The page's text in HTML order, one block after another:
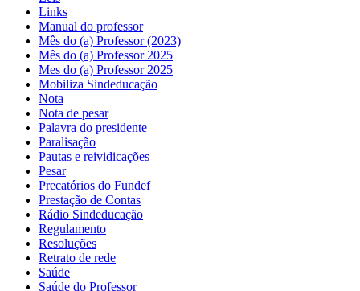
Links
Manual do professor
Mês do (a) Professor (2023)
Mês do (a) Professor 2025
Mes do (a) Professor 2025
Mobiliza Sindeducação
Nota
Nota de pesar
Palavra do presidente
Paralisação
Pautas e reividicações
Pesar
Precatórios do Fundef
Prestação de Contas
Rádio Sindeducação
Regulamento
Resoluções
Retrato de rede
Saúde
Saúde do Professor